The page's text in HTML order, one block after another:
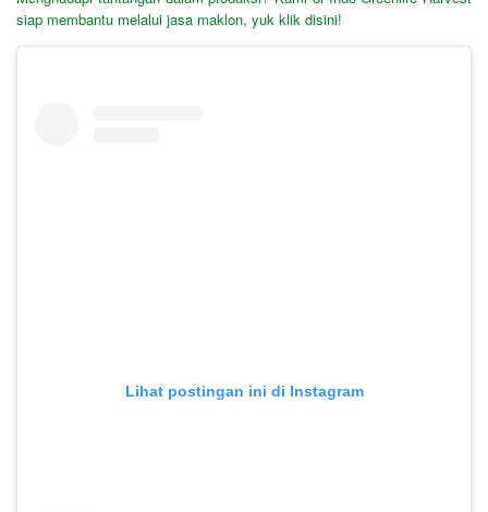
siap membantu melalui jasa maklon, yuk klik disini!
Lihat postingan ini di Instagram